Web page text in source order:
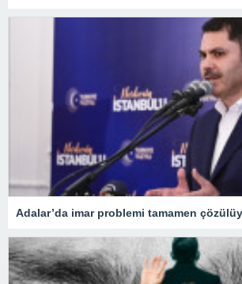
Adalar’da imar problemi tamamen